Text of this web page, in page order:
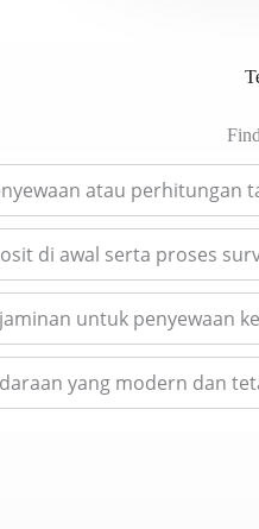
atau perhitungan
di awal serta proses
untuk penyewaan
yang modern dan